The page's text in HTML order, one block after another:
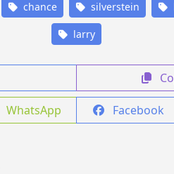
chance silverstein
larry
WhatsApp Facebook